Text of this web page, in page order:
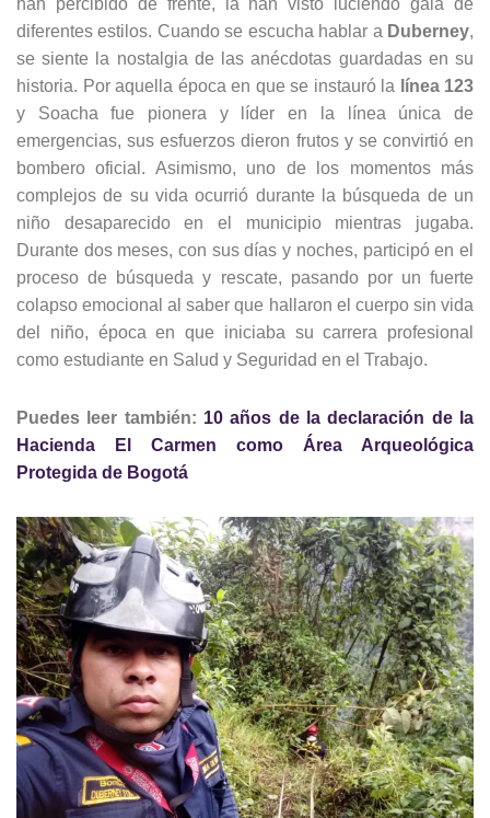
han percibido de frente, la han visto luciendo gala de
diferentes estilos. Cuando se escucha hablar a Duberney,
se siente la nostalgia de las anécdotas guardadas en su
historia. Por aquella época en que se instauró la línea 123
y Soacha fue pionera y líder en la línea única de
emergencias, sus esfuerzos dieron frutos y se convirtió en
bombero oficial. Asimismo, uno de los momentos más
complejos de su vida ocurrió durante la búsqueda de un
niño desaparecido en el municipio mientras jugaba.
Durante dos meses, con sus días y noches, participó en el
proceso de búsqueda y rescate, pasando por un fuerte
colapso emocional al saber que hallaron el cuerpo sin vida
del niño, época en que iniciaba su carrera profesional
como estudiante en Salud y Seguridad en el Trabajo.
Puedes leer también: 10 años de la declaración de la
Hacienda El Carmen como Área Arqueológica
Protegida de Bogotá